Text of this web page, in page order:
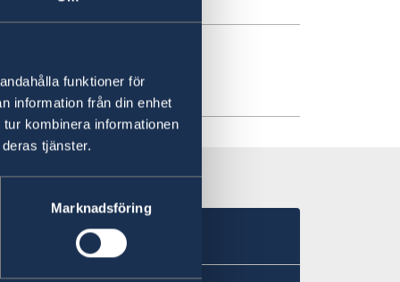
funktioner för
information från din enhet
kombinera informationen
tjänster.
Marknadsföring